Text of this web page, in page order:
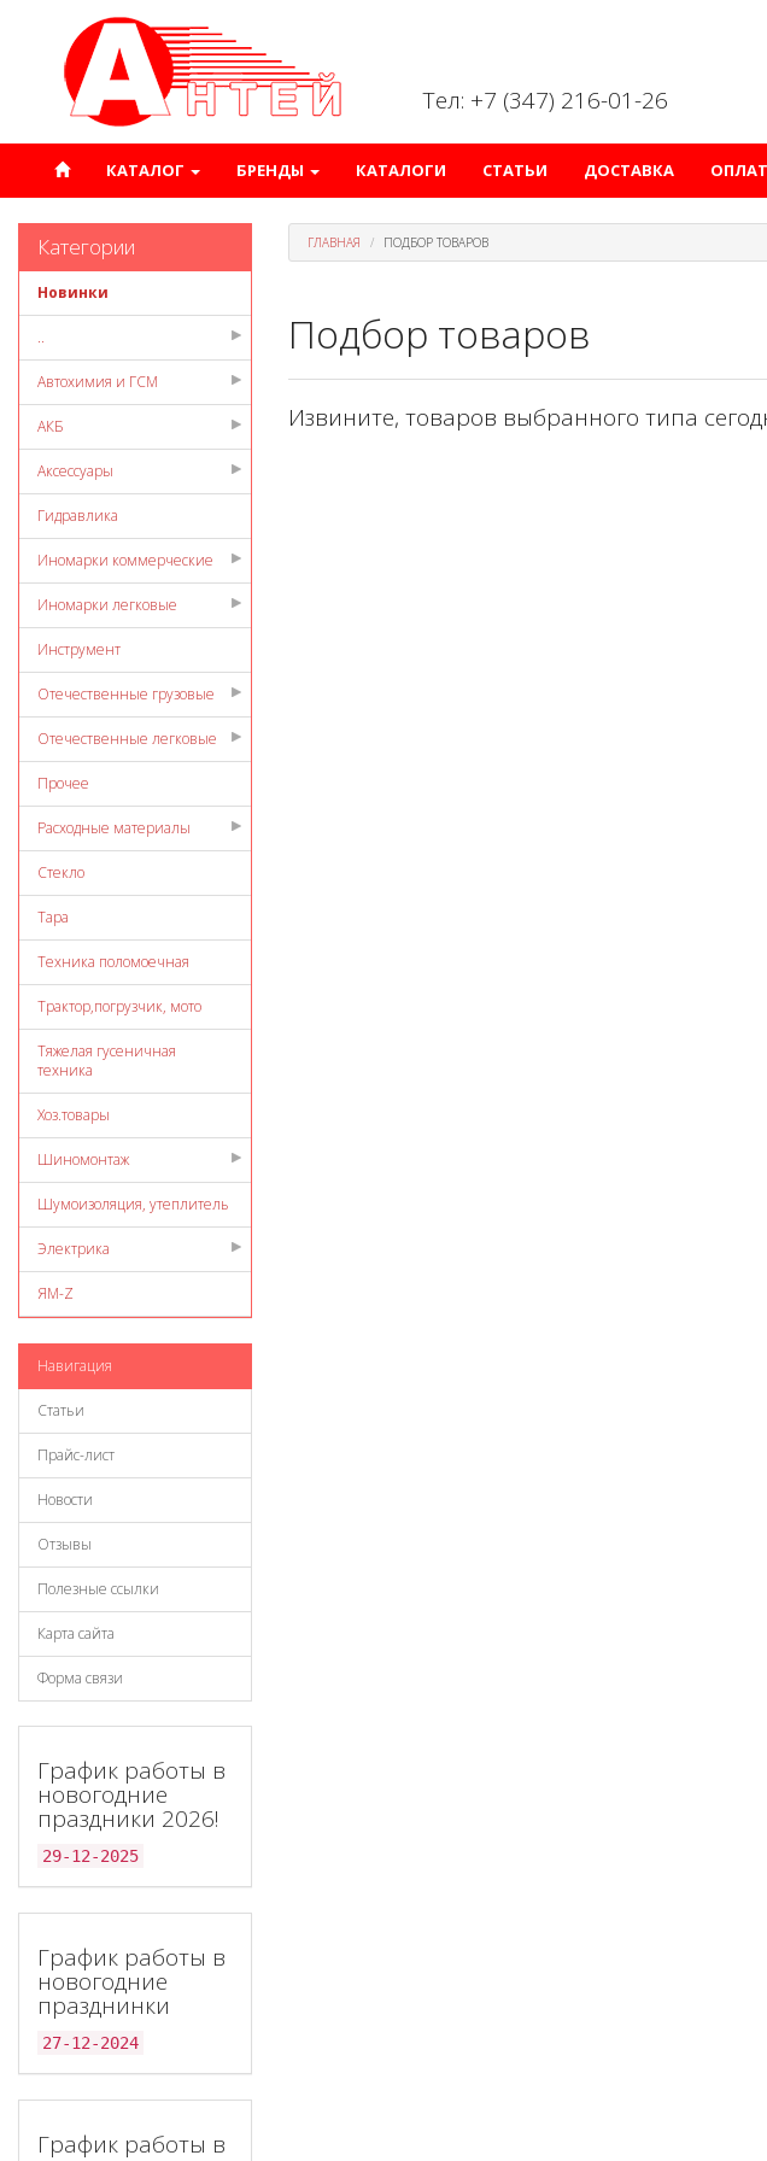
Тел: +7 (347) 216-01-26
КАТАЛОГ БРЕНДЫ КАТАЛОГИ СТАТЬИ ДОСТАВКА
Категории
Новинки
..
Автохимия и ГСМ
АКБ
Аксессуары
Гидравлика
Иномарки коммерческие
Иномарки легковые
Инструмент
Отечественные грузовые
Отечественные легковые
Прочее
Расходные материалы
Стекло
Тара
Техника поломоечная
Трактор,погрузчик, мото
Тяжелая гусеничная
техника
Хоз.товары
Шиномонтаж
Шумоизоляция, утеплитель
Электрика
ЯМ-Z
Навигация
Статьи
Прайс-лист
Новости
Отзывы
Полезные ссылки
Карта сайта
Форма связи
График работы в
новогодние
праздники 2026!
29-12-2025
График работы в
новогодние
празднинки
27-12-2024
График работы в
ГЛАВНАЯ ПОДБОР ТОВАРОВ
Подбор товаров
Извините, товаров выбранного типа